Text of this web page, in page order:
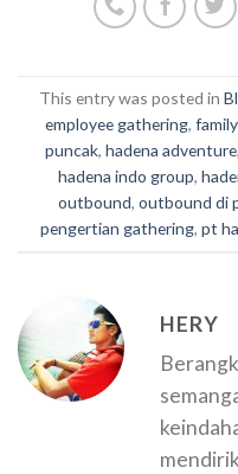
This entry was posted in
employee gathering,
puncak, hadena adventure,
hadena indo group,
outbound, outbound di
pengertian gathering, pt
HERY